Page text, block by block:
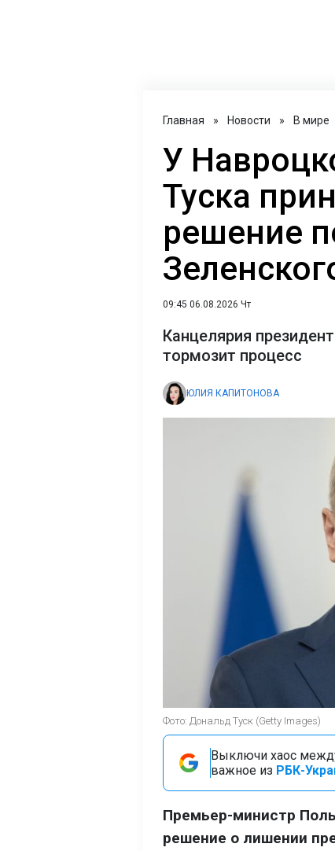
Главная » Новости » В мире
У
Туска
решение
09:45 06.08.2026 Чт
Канцелярия
тормозит процесс
ЮЛИЯ КАПИТОНОВА
Фото: Дональд Туск (Getty Images)
Выключи хаос
важное из РБК-
Премьер-министр
решение о лишении